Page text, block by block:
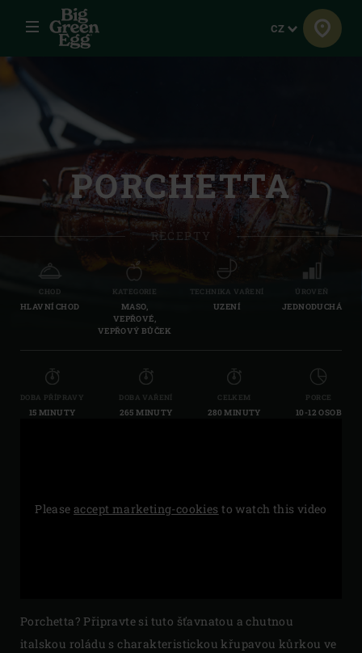
Menu Jazyk
CZ
PORCHETTA
RECEPTY
CHOD
HLAVNÍ CHOD
KATEGORIE
MASO,
VEPŘOVÉ,
VEPŘOVÝ BŮČEK
TECHNIKA VAŘENÍ
UZENÍ
ÚROVEŇ
JEDNODUCHÁ
DOBA PŘÍPRAVY
15 MINUTY
DOBA VAŘENÍ
265 MINUTY
CELKEM
280 MINUTY
PORCE
10-12 OSOB
Pleaseaccept marketing-cookies to watch this video
Porchetta? Připravte si tuto šťavnatou a chutnou
italskou roládu s charakteristickou křupavou kůrkou ve